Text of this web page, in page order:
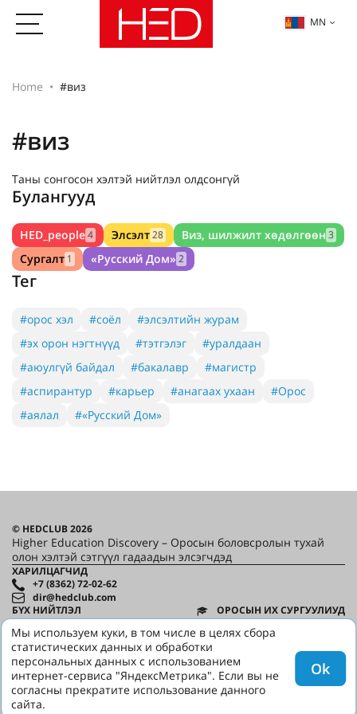
MN
Home #виз
#виз
Таны сонгосон хэлтэй нийтлэл олдсонгүй
Булангууд
HED_people4 Элсэлт28 Виз, шилжилт хөдөлгөөн 3
Сургалт 1 «Русский Дом» 2
Тег
#орос хэл #соёл
#элсэлтийн журам
#эх орон нэгтнүүд
#тэтгэлэг
#уралдаан
#аюулгүй байдал
#бакалавр
#магистр
#аспирантур
#карьер #анагаах ухаан
#Орос
#аялал
#«Русский Дом»
© HEDCLUB 2026
Higher Education Discovery – Оросын боловсролын тухай
олон хэлтэй сэтгүүл гадаадын элсэгчдэд
ХАРИЛЦАГЧИД
+7 (8362) 72-02-62
dir@hedclub.com
БҮХ НИЙТЛЭЛ
HED_people
Элсэлт
Виз, шилжилт хөдөлгөөн
Сургалт
«Русский Дом»
ОРОСЫН ИХ СУРГУУЛИУД
ОХУ-ЫНБҮС НУТГУУД
БҮХ ДУГААРУУД
ХАМТРАГЧИД
ХЭРЭГЛЭГЧИЙН ГЭРЭЭ
НУУЦЛАЛ
HED
Мы используем куки, в том числе в целях сбора
статистических данных и обработки
персональных данных с использованием
интернет-сервиса "ЯндексМетрика". Если вы не
согласны прекратите использование данного
сайта.
Ok